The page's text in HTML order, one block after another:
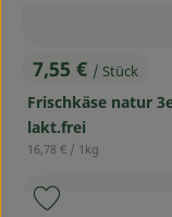
, Preis:
7,55 € / Stück
Frischkäse natur
lakt.frei
, Referenzpreis:
16,78 € / 1kg
Produkt zu